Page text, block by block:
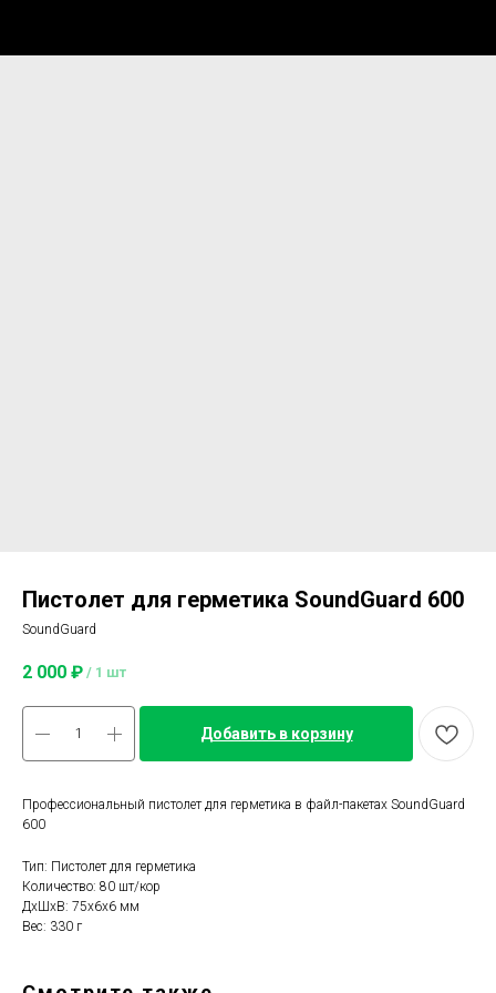
Пистолет для герметика SoundGuard 600
SoundGuard
2 000 ₽ / 1 шт
Добавить в корзину
Профессиональный пистолет для герметика в файл-пакетах SoundGuard
600
Тип: Пистолет для герметика
Количество: 80 шт/кор
ДxШxВ: 75x6x6 мм
Вес: 330 г